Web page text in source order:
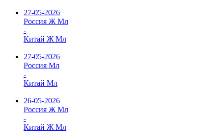
27-05-2026
Россия Ж Мл
-
Китай Ж Мл
27-05-2026
Россия Мл
-
Китай Мл
26-05-2026
Россия Ж Мл
-
Китай Ж Мл